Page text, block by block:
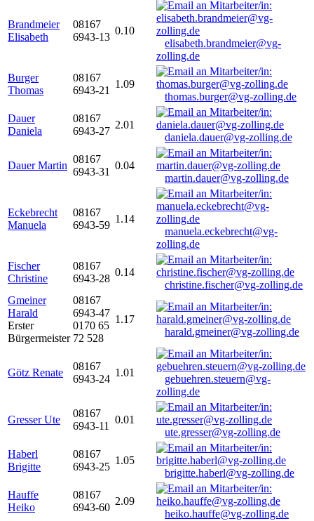
Brandmeier
Elisabeth
08167
6943-13
0.10
elisabeth.brandmeier@vg-
zolling.de
Burger
Thomas
08167
6943-21
1.09
thomas.burger@vg-zolling.de
Dauer
Daniela
08167
6943-27
2.01
daniela.dauer@vg-zolling.de
Dauer Martin
08167
6943-31
0.04
martin.dauer@vg-zolling.de
Eckebrecht
Manuela
08167
6943-59
1.14
manuela.eckebrecht@vg-
zolling.de
Fischer
Christine
08167
6943-28
0.14
christine.fischer@vg-zolling.de
Gmeiner
Harald
Erster
Bürgermeister
08167
6943-47
0170 65
72 528
1.17
harald.gmeiner@vg-zolling.de
Götz Renate
08167
6943-24
1.01
gebuehren.steuern@vg-
zolling.de
Gresser Ute
08167
6943-11
0.01
ute.gresser@vg-zolling.de
Haberl
Brigitte
08167
6943-25
1.05
brigitte.haberl@vg-zolling.de
Hauffe
Heiko
08167
6943-60
2.09
heiko.hauffe@vg-zolling.de